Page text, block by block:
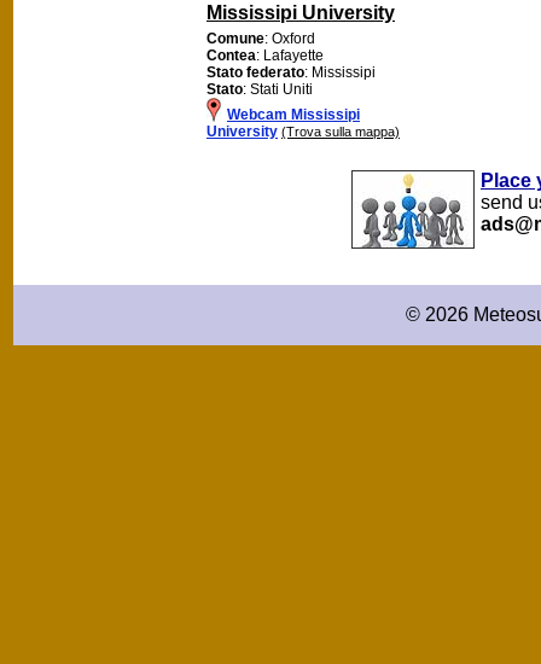
Mississipi University
Comune: Oxford
Contea: Lafayette
Stato federato: Mississipi
Stato: Stati Uniti
Webcam Mississipi
University (Trova sulla mappa)
Place
send
© 2026